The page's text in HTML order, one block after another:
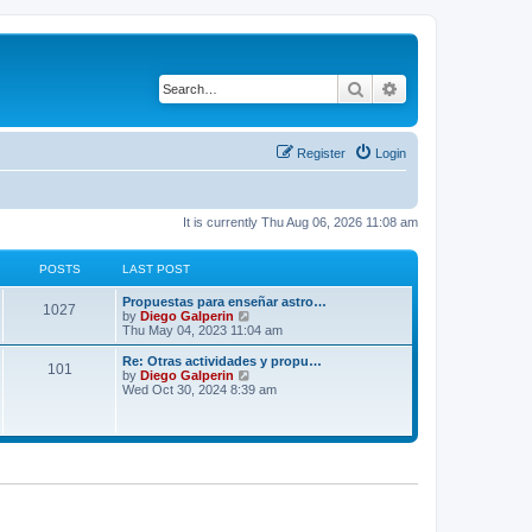
Search
Login
Register
It is currently Thu Aug 06, 2026 11:08 am
POSTS LAST POST
1027
Propuestas para enseñar astro…
by Diego Galperin
i
e
w
h
t
t
Thu May 04, 2023 11:04 am
101
Re: Otras actividades y propu…
by Diego Galperin
i
h
a
Wed Oct 30, 2024 8:39 am